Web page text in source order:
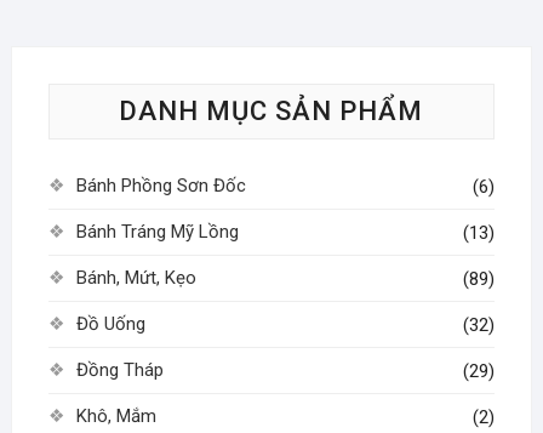
chọn
được
chọn
trang
sản
DANH MỤC SẢN PHẨM
Bánh Phồng Sơn Đốc (6)
Bánh Tráng Mỹ Lồng (13)
Bánh, Mứt, Kẹo (89)
Đồ Uống (32)
Đồng Tháp (29)
Khô, Mắm (2)